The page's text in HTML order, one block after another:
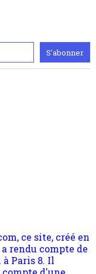
d'une
philosophiques
omme la
Nous avons